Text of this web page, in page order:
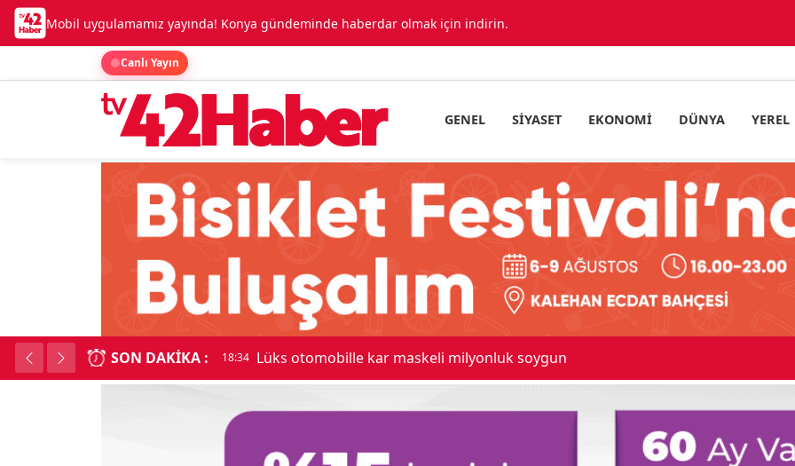
Mobil uygulamamız yayında! Konya gündeminde haberdar olmak için indirin.
Canlı Yayın
GENEL SIYASET EKONOMI DÜNYA YEREL
SON DAKIKA : 18:34 Lüks otomobille kar maskeli milyonluk soygun